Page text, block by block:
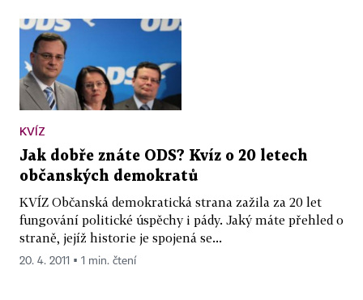
KVÍZ
Jak dobře znáte ODS? Kvíz o 20 letech
občanských demokratů
KVÍZ Občanská demokratická strana zažila za 20 let
fungování politické úspěchy i pády. Jaký máte přehled o
straně, jejíž historie je spojená se...
20. 4. 2011 ▪ 1 min. čtení